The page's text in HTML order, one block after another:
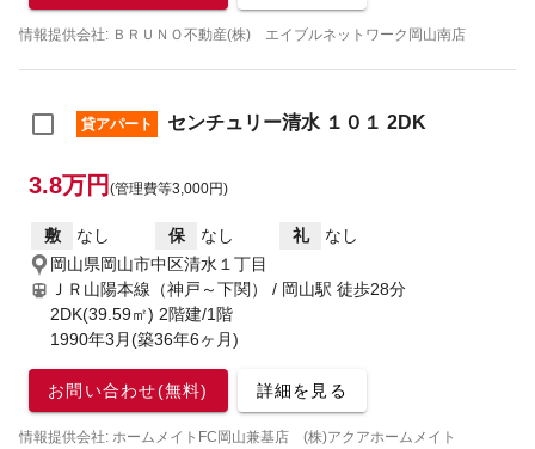
情報提供会社: ＢＲＵＮＯ不動産(株) エイブルネットワーク岡山南店
貸アパート センチュリー清水 １０１ 2DK
3.8万円 (管理費等3,000円)
敷 なし 保 なし 礼
なし
岡山県岡山市中区清水１丁目
ＪＲ山陽本線（神戸～下関） / 岡山駅 徒歩28分
2DK(39.59㎡) 2階建/1階
1990年3月(築36年6ヶ月)
お問い合わせ(無料) 詳細を見る
情報提供会社: ホームメイトFC岡山兼基店 (株)アクアホームメイト